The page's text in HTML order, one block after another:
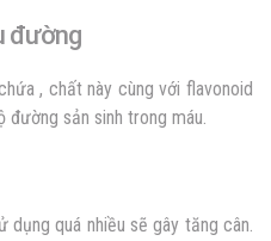
đường
, chất này cùng với flavonoid
sản sinh trong máu.
dụng quá nhiều sẽ gây tăng cân.